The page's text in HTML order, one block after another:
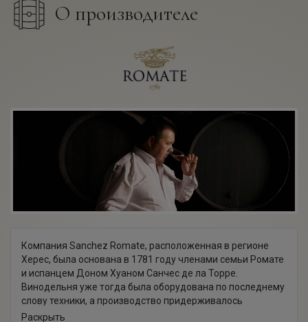
О производителе
Компания Sanchez Romate, расположенная в регионе
Херес, была основана в 1781 году членами семьи Ромате
и испанцем Доном Хуаном Санчес де ла Торре.
Винодельня уже тогда была оборудована по последнему
слову техники, а производство придерживалось
традиционных методов винификации. На протяжении
Раскрыть